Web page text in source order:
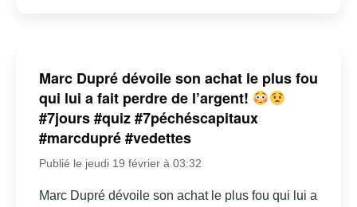
Marc Dupré dévoile son achat le plus fou
qui lui a fait perdre de l’argent!
#7jours #quiz #7péchéscapitaux
#marcdupré #vedettes
Publié le jeudi 19 février à 03:32
Marc Dupré dévoile son achat le plus fou qui lui a